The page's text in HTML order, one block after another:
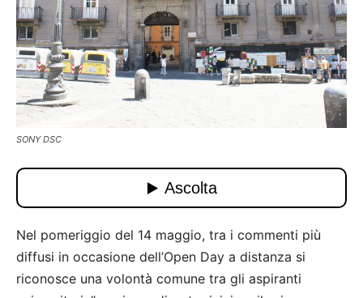
SONY DSC
Nel pomeriggio del 14 maggio, tra i commenti più
diffusi in occasione dell’Open Day a distanza si
riconosce una volontà comune tra gli aspiranti